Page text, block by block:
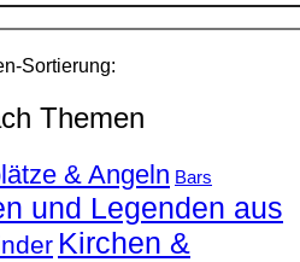
Sortierung:
Themen
& Angeln Bars
und Legenden aus
Kirchen &